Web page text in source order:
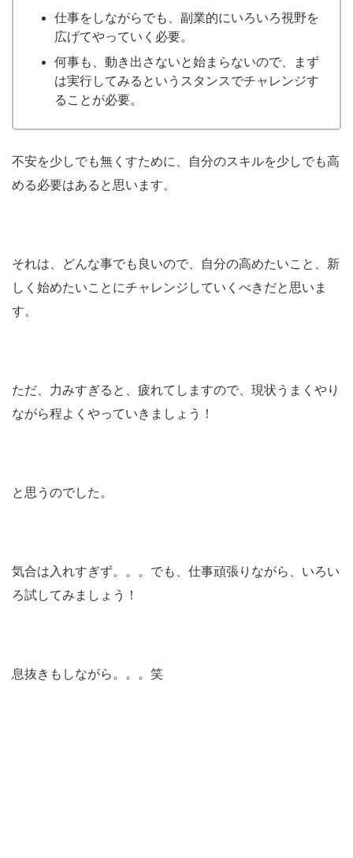
仕事をしながらでも、副業的にいろいろ視野を
広げてやっていく必要。
何事も、動き出さないと始まらないので、まず
は実行してみるというスタンスでチャレンジす
ることが必要。
不安を少しでも無くすために、自分のスキルを少しでも高
める必要はあると思います。
それは、どんな事でも良いので、自分の高めたいこと、新
しく始めたいことにチャレンジしていくべきだと思いま
す。
ただ、力みすぎると、疲れてしますので、現状うまくやり
ながら程よくやっていきましょう！
と思うのでした。
気合は入れすぎず。。。でも、仕事頑張りながら、いろい
ろ試してみましょう！
息抜きもしながら。。。笑